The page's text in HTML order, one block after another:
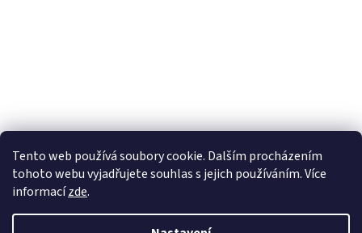
Tento web používá soubory cookie. Dalším procházením
tohoto webu vyjadřujete souhlas s jejich používáním. Více
informacízde.